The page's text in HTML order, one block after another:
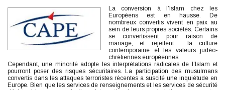
La conversion à l’Islam chez les
Européens est en hausse. De
nombreux convertis vivent en paix au
sein de leurs propres sociétés. Certains
se convertissent pour raison de
mariage, et rejettent la culture
contemporaine et les valeurs judéo-
chrétiennes européennes.
Cependant, une minorité adopte les interprétations radicales de l’Islam et
pourront poser des risques sécuritaires. La participation des musulmans
convertis dans les attaques terroristes récentes a suscité une inquiétude en
Europe. Bien que les services de renseignements et les services de sécurité